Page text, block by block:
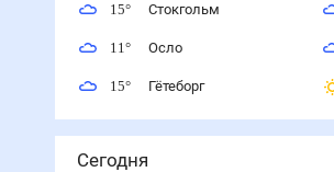
15° Стокгольм
11° Осло
15° Гётеборг
Сегодня